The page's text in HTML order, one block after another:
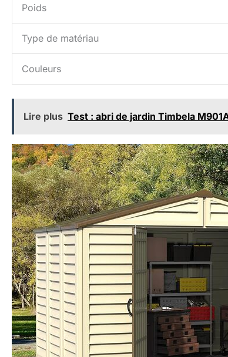
Poids
Type de matériau
Couleurs
Lire plus Test : abri de jardin Timbela